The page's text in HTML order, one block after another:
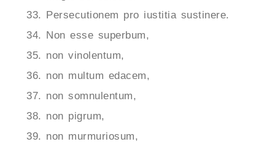
Persecutionem pro iustitia sustinere.
Non esse superbum,
non vinolentum,
non multum edacem,
non somnulentum,
non pigrum,
non murmuriosum,